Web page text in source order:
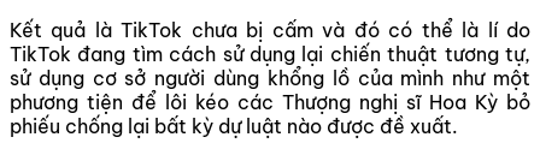
Kết quả là TikTok chưa bị cấm và đó có thể là lí do
TikTok đang tìm cách sử dụng lại chiến thuật tương tự,
sử dụng cơ sở người dùng khổng lồ của mình như một
phương tiện để lôi kéo các Thượng nghị sĩ Hoa Kỳ bỏ
phiếu chống lại bất kỳ dự luật nào được đề xuất.